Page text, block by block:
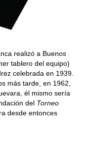
realizó a Buenos
tablero del equipo)
celebrada en 1939.
más tarde, en 1962,
él mismo sería
del Torneo
desde entonces